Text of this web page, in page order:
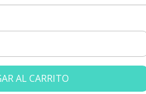
AL CARRITO